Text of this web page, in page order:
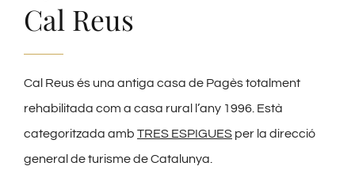
Cal Reus
Cal Reus és una antiga casa de Pagès totalment
rehabilitada com a casa rural l’any 1996. Està
categoritzada amb TRES ESPIGUES per la direcció
general de turisme de Catalunya.